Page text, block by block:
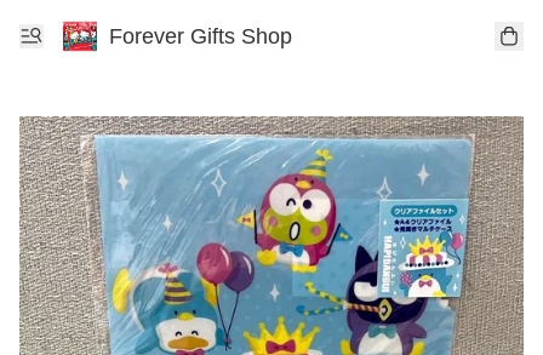
Forever Gifts Shop